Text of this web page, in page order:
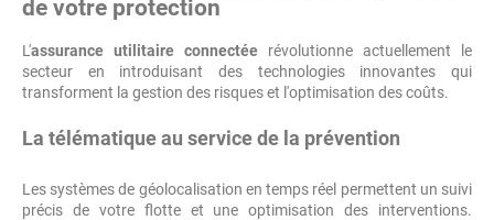
de votre protection
L'assurance utilitaire connectée révolutionne actuellement le
secteur en introduisant des technologies innovantes qui
transforment la gestion des risques et l'optimisation des coûts.
La télématique au service de la prévention
Les systèmes de géolocalisation en temps réel permettent un suivi
précis de votre flotte et une optimisation des interventions.